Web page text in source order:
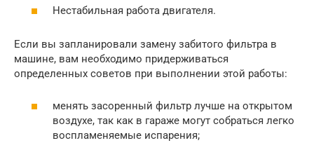
Нестабильная работа двигателя.
Если вы запланировали замену забитого фильтра в
машине, вам необходимо придерживаться
определенных советов при выполнении этой работы:
менять засоренный фильтр лучше на открытом
воздухе, так как в гараже могут собраться легко
воспламеняемые испарения;